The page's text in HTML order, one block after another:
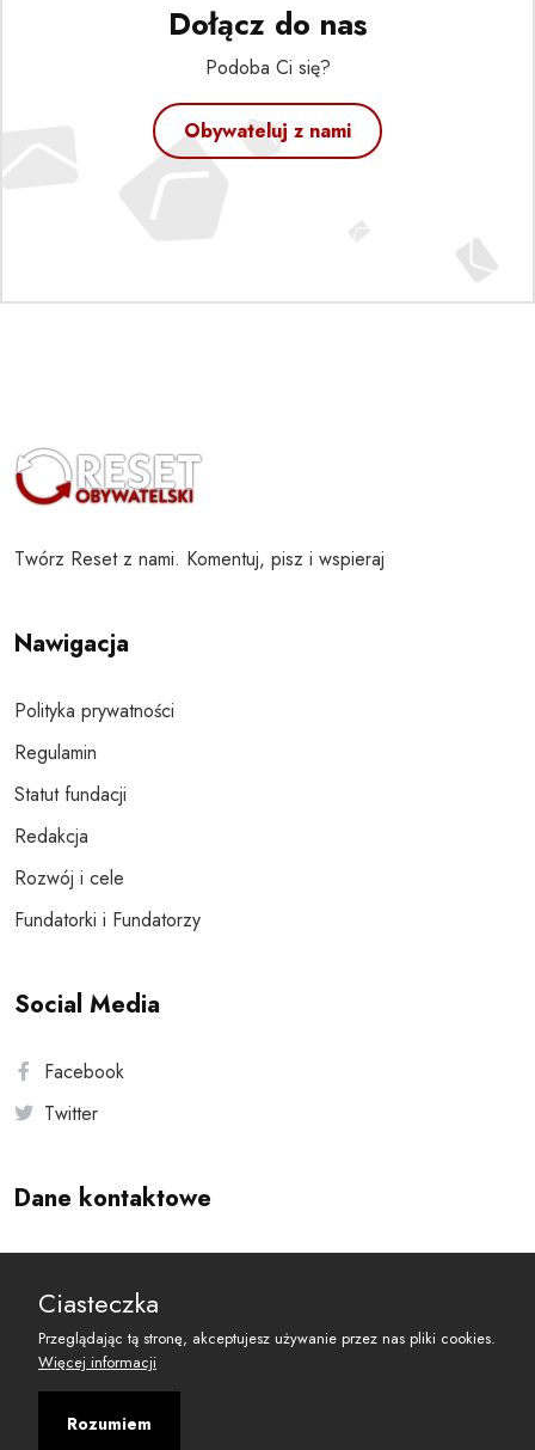
Dołącz do nas
Podoba Ci się?
Obywateluj z nami
Twórz Reset z nami. Komentuj, pisz i wspieraj
Nawigacja
Polityka prywatności
Regulamin
Statut fundacji
Redakcja
Rozwój i cele
Fundatorki i Fundatorzy
Social Media
Facebook
Twitter
Dane kontaktowe
reset@resetobywatelski.pl
Ciasteczka
Przeglądając tą stronę, akceptujesz używanie przez nas pliki cookies.
Więcej informacji
Rozumiem